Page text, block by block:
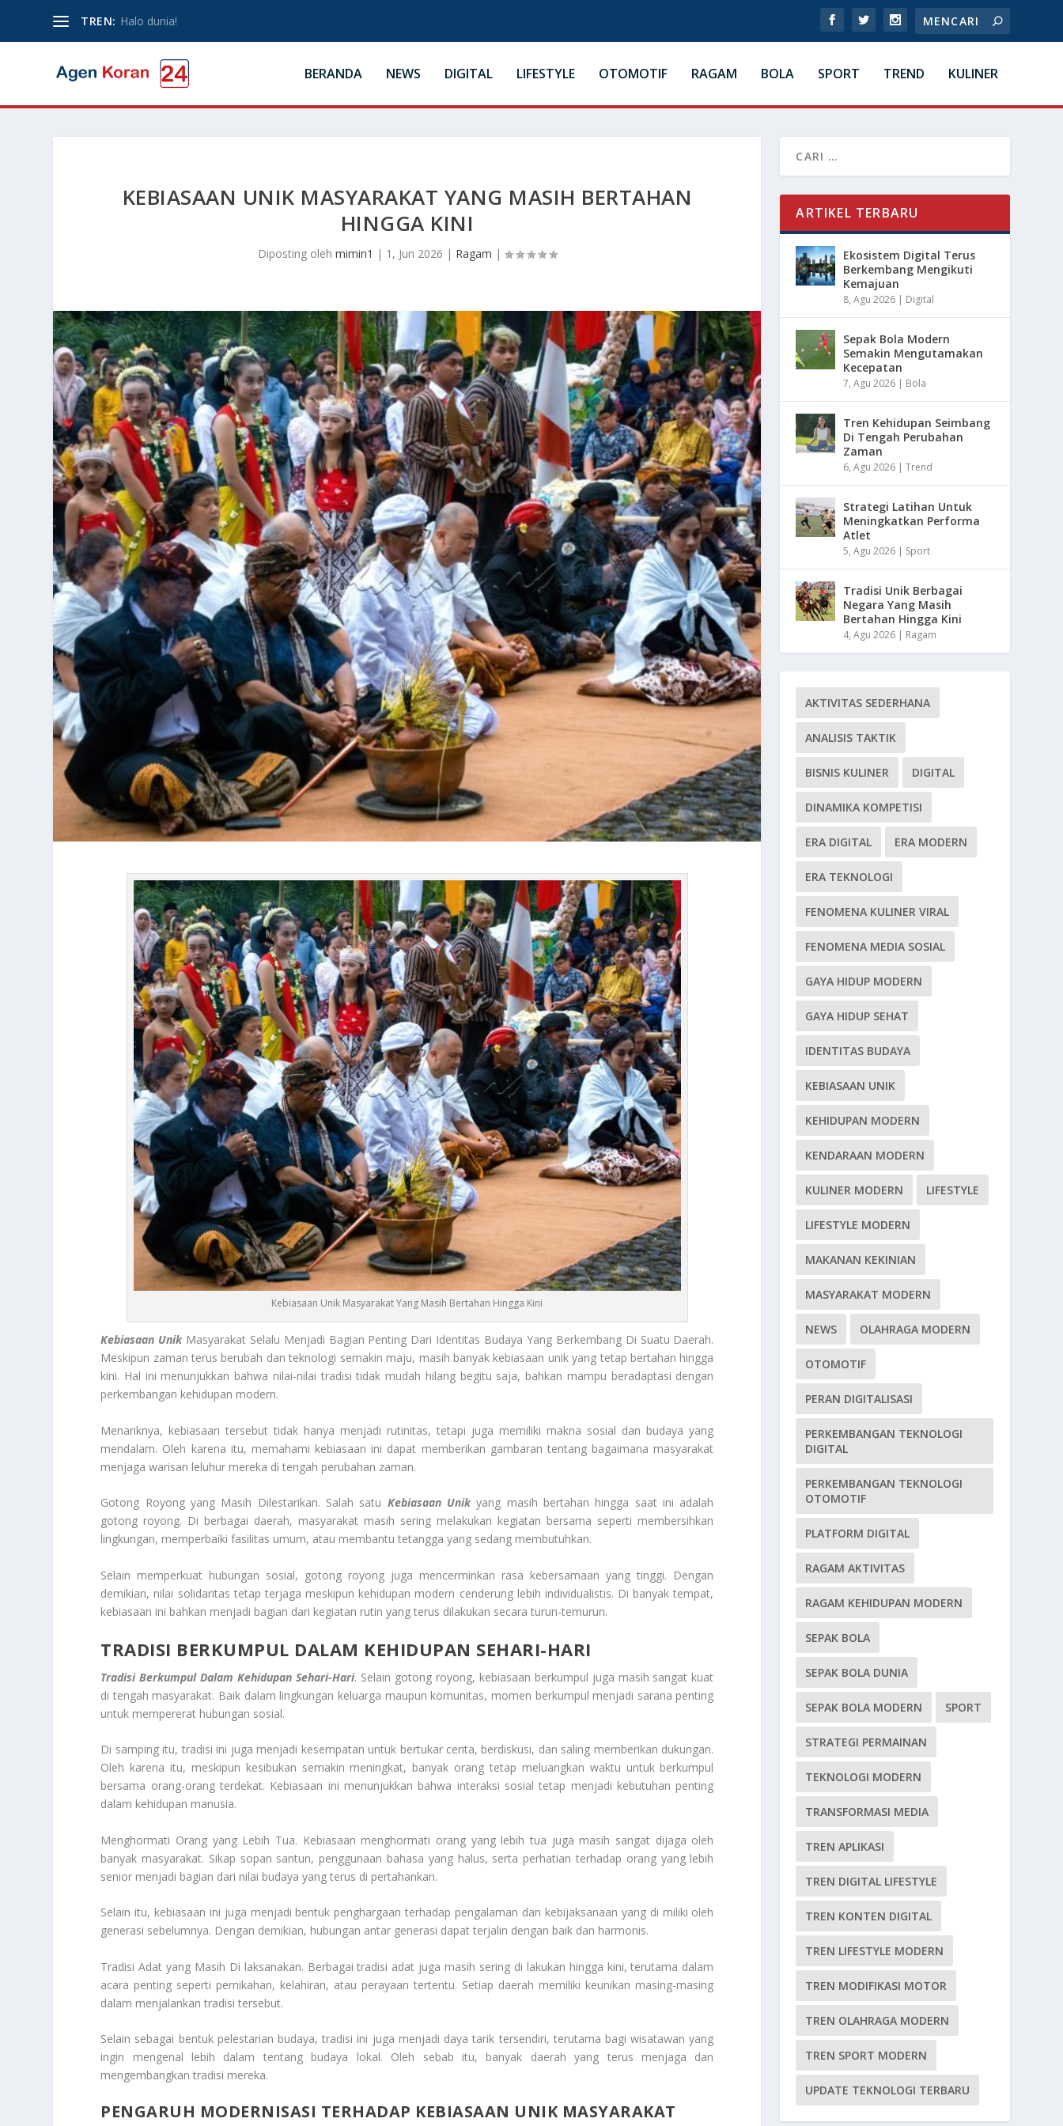
TREN: Halo dunia!
BERANDA NEWS DIGITAL LIFESTYLE OTOMOTIF RAGAM BOLA SPORT TREND KULINER
KEBIASAAN UNIK MASYARAKAT YANG MASIH BERTAHAN
HINGGA KINI
Diposting oleh mimin1 | 1, Jun 2026 | Ragam |
Kebiasaan Unik Masyarakat Yang Masih Bertahan Hingga Kini
Kebiasaan UnikMasyarakat Selalu Menjadi Bagian Penting Dari Identitas Budaya Yang Berkembang Di Suatu Daerah.
Meskipun zaman terus berubah dan teknologi semakin maju, masih banyak kebiasaan unik yang tetap bertahan hingga
kini. Hal ini menunjukkan bahwa nilai-nilai tradisi tidak mudah hilang begitu saja, bahkan mampu beradaptasi dengan
perkembangan kehidupan modern.
Menariknya, kebiasaan tersebut tidak hanya menjadi rutinitas, tetapi juga memiliki makna sosial dan budaya yang
mendalam. Oleh karena itu, memahami kebiasaan ini dapat memberikan gambaran tentang bagaimana masyarakat
menjaga warisan leluhur mereka di tengah perubahan zaman.
Gotong Royong yang Masih Dilestarikan. Salah satu Kebiasaan Unikyang masih bertahan hingga saat ini adalah
gotong royong. Di berbagai daerah, masyarakat masih sering melakukan kegiatan bersama seperti membersihkan
lingkungan, memperbaiki fasilitas umum, atau membantu tetangga yang sedang membutuhkan.
Selain memperkuat hubungan sosial, gotong royong juga mencerminkan rasa kebersamaan yang tinggi. Dengan
demikian, nilai solidaritas tetap terjaga meskipun kehidupan modern cenderung lebih individualistis. Di banyak tempat,
kebiasaan ini bahkan menjadi bagian dari kegiatan rutin yang terus dilakukan secara turun-temurun.
TRADISI BERKUMPUL DALAM KEHIDUPAN SEHARI-HARI
Tradisi Berkumpul Dalam Kehidupan Sehari-Hari. Selain gotong royong, kebiasaan berkumpul juga masih sangat kuat
di tengah masyarakat. Baik dalam lingkungan keluarga maupun komunitas, momen berkumpul menjadi sarana penting
untuk mempererat hubungan sosial.
Di samping itu, tradisi ini juga menjadi kesempatan untuk bertukar cerita, berdiskusi, dan saling memberikan dukungan.
Oleh karena itu, meskipun kesibukan semakin meningkat, banyak orang tetap meluangkan waktu untuk berkumpul
bersama orang-orang terdekat. Kebiasaan ini menunjukkan bahwa interaksi sosial tetap menjadi kebutuhan penting
dalam kehidupan manusia.
Menghormati Orang yang Lebih Tua. Kebiasaan menghormati orang yang lebih tua juga masih sangat dijaga oleh
banyak masyarakat. Sikap sopan santun, penggunaan bahasa yang halus, serta perhatian terhadap orang yang lebih
senior menjadi bagian dari nilai budaya yang terus di pertahankan.
Selain itu, kebiasaan ini juga menjadi bentuk penghargaan terhadap pengalaman dan kebijaksanaan yang di miliki oleh
generasi sebelumnya. Dengan demikian, hubungan antar generasi dapat terjalin dengan baik dan harmonis.
Tradisi Adat yang Masih Di laksanakan. Berbagai tradisi adat juga masih sering di lakukan hingga kini, terutama dalam
acara penting seperti pernikahan, kelahiran, atau perayaan tertentu. Setiap daerah memiliki keunikan masing-masing
dalam menjalankan tradisi tersebut.
Selain sebagai bentuk pelestarian budaya, tradisi ini juga menjadi daya tarik tersendiri, terutama bagi wisatawan yang
ingin mengenal lebih dalam tentang budaya lokal. Oleh sebab itu, banyak daerah yang terus menjaga dan
mengembangkan tradisi mereka.
PENGARUH MODERNISASI TERHADAP KEBIASAAN UNIK MASYARAKAT
ARTIKEL TERBARU
Ekosistem Digital Terus
Berkembang Mengikuti
Kemajuan
8, Agu 2026 | Digital
Sepak Bola Modern
Semakin Mengutamakan
Kecepatan
7, Agu 2026 | Bola
Tren Kehidupan Seimbang
Di Tengah Perubahan
Zaman
6, Agu 2026 |Trend
Strategi Latihan Untuk
Meningkatkan Performa
Atlet
5, Agu 2026 | Sport
Tradisi Unik Berbagai
Negara Yang Masih
Bertahan Hingga Kini
4, Agu 2026 | Ragam
AKTIVITAS SEDERHANA
ANALISIS TAKTIK
BISNIS KULINER DIGITAL
DINAMIKA KOMPETISI
ERA DIGITAL ERA MODERN
ERA TEKNOLOGI
FENOMENA KULINER VIRAL
FENOMENA MEDIA SOSIAL
GAYA HIDUP MODERN
GAYA HIDUP SEHAT
IDENTITAS BUDAYA
KEBIASAAN UNIK
KEHIDUPAN MODERN
KENDARAAN MODERN
KULINER MODERN LIFESTYLE
LIFESTYLE MODERN
MAKANAN KEKINIAN
MASYARAKAT MODERN
NEWS OLAHRAGA MODERN
OTOMOTIF
PERAN DIGITALISASI
PERKEMBANGAN TEKNOLOGI
DIGITAL
PERKEMBANGAN TEKNOLOGI
OTOMOTIF
PLATFORM DIGITAL
RAGAM AKTIVITAS
RAGAM KEHIDUPAN MODERN
SEPAK BOLA
SEPAK BOLA DUNIA
SEPAK BOLA MODERN SPORT
STRATEGI PERMAINAN
TEKNOLOGI MODERN
TRANSFORMASI MEDIA
TREN APLIKASI
TREN DIGITAL LIFESTYLE
TREN KONTEN DIGITAL
TREN LIFESTYLE MODERN
TREN MODIFIKASI MOTOR
TREN OLAHRAGA MODERN
TREN SPORT MODERN
UPDATE TEKNOLOGI TERBARU